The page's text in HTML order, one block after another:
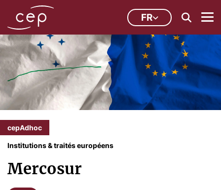
FR
cepAdhoc
Institutions & traités européens
Mercosur